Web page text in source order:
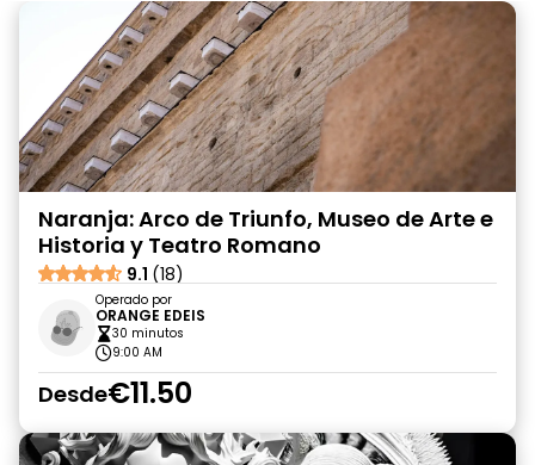
Naranja: Arco de Triunfo, Museo de Arte e
Historia y Teatro Romano
9.1 (18)
Operado por
ORANGE EDEIS
30 minutos
9:00 AM
Desde€11.50